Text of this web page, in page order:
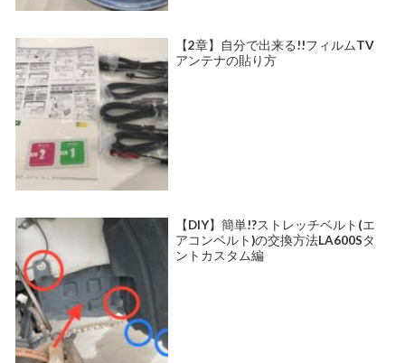
【2章】自分で出来る!!フィルムTV
アンテナの貼り方
【DIY】簡単!?ストレッチベルト(エ
アコンベルト)の交換方法LA600Sタ
ントカスタム編